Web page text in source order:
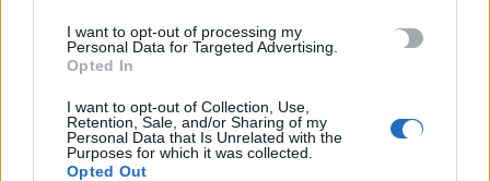
I want to opt-out of processing my
Personal Data for Targeted Advertising.
Opted In
I want to opt-out of Collection, Use,
Retention, Sale, and/or Sharing of my
Personal Data that Is Unrelated with the
Purposes for which it was collected.
Opted Out
Άνοια: Ποια είναι τα επαγγέλματα που προστατεύουν τον
εγκέφαλο
8 Αυγούστου, 2026
Επίδομα €391 από τον ΟΠΕΚΑ, χωρίς εισοδηματικά κριτήρια:
Η προϋπόθεση